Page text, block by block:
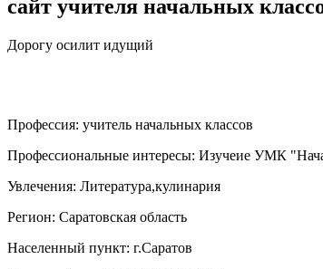
сайт учителя начальных
Дорогу осилит идущий
Профессия: учитель начальных классов
Профессиональные интересы: Изучеие УМК
Увлечения: Литература,кулинария
Регион: Саратовская область
Населенный пункт: г.Саратов